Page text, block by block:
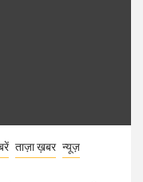
ताज़ा ख़बर न्यूज़